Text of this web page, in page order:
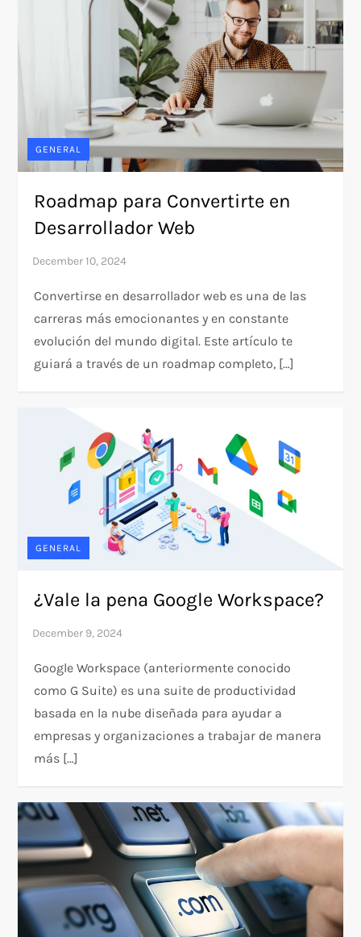
GENERAL
Roadmap para Convertirte en
Desarrollador Web
Convertirse en desarrollador web es una de las
carreras más emocionantes y en constante
evolución del mundo digital. Este artículo te
guiará a través de un roadmap completo, […]
GENERAL
¿Vale la pena Google Workspace?
Google Workspace (anteriormente conocido
como G Suite) es una suite de productividad
basada en la nube diseñada para ayudar a
empresas y organizaciones a trabajar de manera
más […]